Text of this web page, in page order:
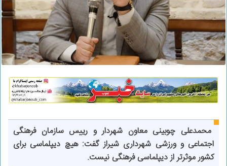
محمدعلی چوبینی معاون شهردار و رییس سازمان فرهنگی
اجتماعی و ورزشی شهرداری شیراز گفت: هیچ دیپلماسی برای
کشور موثرتر از دیپلماسی فرهنگی نیست.